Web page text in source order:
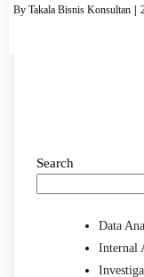
By Takala Bisnis Konsultan
Search
Data
Internal